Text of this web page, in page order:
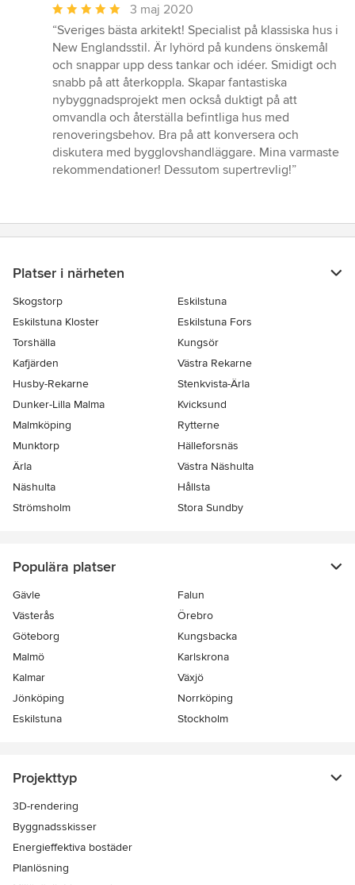
Genomsnittligt
omdöme:
5
av
5
stjärnor
3 maj 2020
“Sveriges bästa arkitekt! Specialist på klassiska hus i
New Englandsstil. Är lyhörd på kundens önskemål
och snappar upp dess tankar och idéer. Smidigt och
snabb på att återkoppla. Skapar fantastiska
nybyggnadsprojekt men också duktigt på att
omvandla och återställa befintliga hus med
renoveringsbehov. Bra på att konversera och
diskutera med bygglovshandläggare. Mina varmaste
rekommendationer! Dessutom supertrevlig!”
Platser i närheten
Skogstorp
Eskilstuna
Eskilstuna Kloster
Eskilstuna Fors
Torshälla
Kungsör
Kafjärden
Västra Rekarne
Husby-Rekarne
Stenkvista-Ärla
Dunker-Lilla Malma
Kvicksund
Malmköping
Rytterne
Munktorp
Hälleforsnäs
Ärla
Västra Näshulta
Näshulta
Hållsta
Strömsholm
Stora Sundby
Populära platser
Gävle
Falun
Västerås
Örebro
Göteborg
Kungsbacka
Malmö
Karlskrona
Kalmar
Växjö
Jönköping
Norrköping
Eskilstuna
Stockholm
Projekttyp
3D-rendering
Byggnadsskisser
Energieffektiva bostäder
Planlösning